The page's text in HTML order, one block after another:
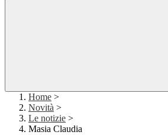
Home >
Novità >
Le notizie >
Masia Claudia